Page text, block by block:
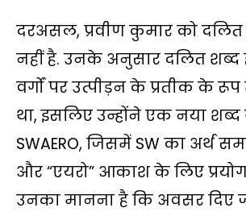
दरअसल, प्रवीण कुमार को
नहीं है. उनके अनुसार दलित शब्द
वर्गों पर उत्पीड़न के प्रतीक के रूप
था, इसलिए उन्होंने एक नया शब्द
SWAERO, जिसमें SW का अर्थ
और “एयरो” आकाश के लिए
उनका मानना है कि अवसर दिए